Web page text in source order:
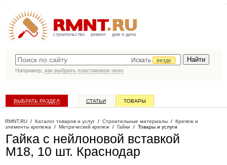
строительство ремонт дом и дача
Искать
везде
Например, как выбрать пластиковое окно
ВЫБРАТЬ РАЗДЕЛ СТАТЬИ ТОВАРЫ
RMNT.RU / Каталог товаров и услуг / Строительные материалы / Крепеж и
элементы крепежа / Метрический крепеж / Гайки / Товары и услуги
Гайка с нейлоновой вставкой
М18, 10 шт. Краснодар